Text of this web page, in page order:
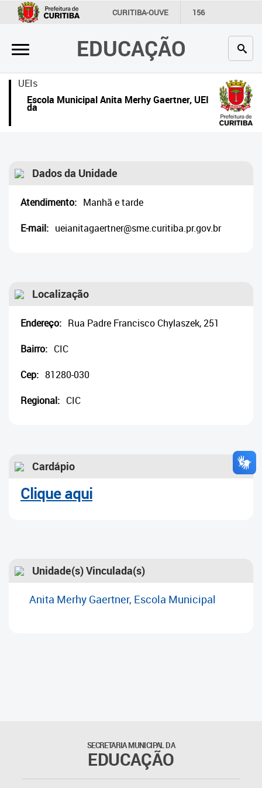
CURITIBA-OUVE 156
INFORMAÇÃO SECRETARIAS
EDUCAÇÃO
×
Inicial
Secretaria
Profissionais da educação
Crianças e estudantes
Contato
Links
Cadastro Online
Portal ICS Instituto Curitiba de
UEIs
Escola Municipal Anita Merhy Gaertner, UEI
da
Dados da Unidade
Atendimento: Manhã e tarde
E-mail: ueianitagaertner@sme.curitiba.pr.gov.br
Localização
Endereço: Rua Padre Francisco Chylaszek, 251
Bairro: CIC
Cep: 81280-030
Regional: CIC
Cardápio
Clique aqui
Unidade(s) Vinculada(s)
Anita Merhy Gaertner, Escola Municipal
SECRETARIA MUNICIPAL DA
EDUCAÇÃO